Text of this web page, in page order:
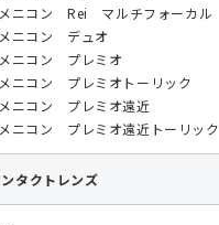
メニコン Rei マルチフォーカル
メニコン デュオ
メニコン プレミオ
メニコン プレミオトーリック
メニコン プレミオ遠近
メニコン プレミオ遠近トーリック
ンタクトレンズ